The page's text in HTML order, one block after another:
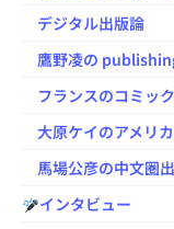
デジタル出版論
鷹野凌の
フランスのコミッ
大原ケイのアメリ
馬場公彦の中文圏
インタビュー